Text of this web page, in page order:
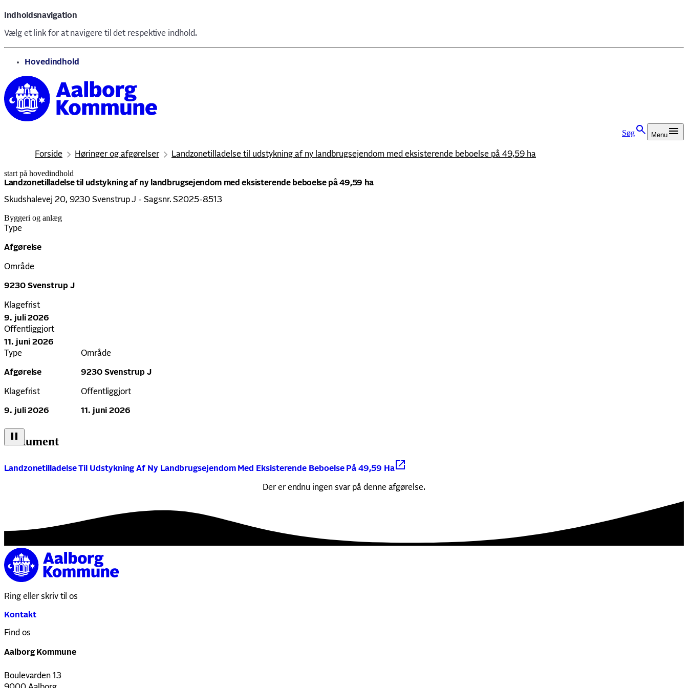
Indholdsnavigation
Vælg et link for at navigere til det respektive indhold.
gå til
Hovedindhold
Søg Menu
Forside Høringer og afgørelser Landzonetilladelse til udstykning af ny landbrugsejendom med eksisterende beboelse på 49,59 ha
start på hovedindhold
Landzonetilladelse til udstykning af ny landbrugsejendom med eksisterende beboelse på 49,59 ha
Skudshalevej 20, 9230 Svenstrup J - Sagsnr. S2025-8513
senest opdateret 11. juni 2026
Byggeri og anlæg
Type
Afgørelse
Område
9230 Svenstrup J
Klagefrist
9. juli 2026
Offentliggjort
11. juni 2026
Type
Afgørelse
Område
9230 Svenstrup J
Klagefrist
9. juli 2026
Offentliggjort
11. juni 2026
Dokument
Landzonetilladelse Til Udstykning Af Ny Landbrugsejendom Med Eksisterende Beboelse På 49,59 Ha
Der er endnu ingen svar på denne afgørelse.
Ring eller skriv til os
Kontakt
Find os
Aalborg Kommune
Boulevarden 13